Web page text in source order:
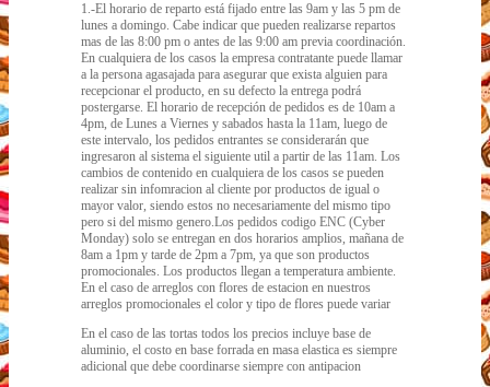
1.-El horario de reparto está fijado entre las 9am y las 5 pm de
lunes a domingo. Cabe indicar que pueden realizarse repartos
mas de las 8:00 pm o antes de las 9:00 am previa coordinación.
En cualquiera de los casos la empresa contratante puede llamar
a la persona agasajada para asegurar que exista alguien para
recepcionar el producto, en su defecto la entrega podrá
postergarse. El horario de recepción de pedidos es de 10am a
4pm, de Lunes a Viernes y sabados hasta la 11am, luego de
este intervalo, los pedidos entrantes se considerarán que
ingresaron al sistema el siguiente util a partir de las 11am. Los
cambios de contenido en cualquiera de los casos se pueden
realizar sin infomracion al cliente por productos de igual o
mayor valor, siendo estos no necesariamente del mismo tipo
pero si del mismo genero.Los pedidos codigo ENC (Cyber
Monday) solo se entregan en dos horarios amplios, mañana de
8am a 1pm y tarde de 2pm a 7pm, ya que son productos
promocionales. Los productos llegan a temperatura ambiente.
En el caso de arreglos con flores de estacion en nuestros
arreglos promocionales el color y tipo de flores puede variar
En el caso de las tortas todos los precios incluye base de
aluminio, el costo en base forrada en masa elastica es siempre
adicional que debe coordinarse siempre con antipacion